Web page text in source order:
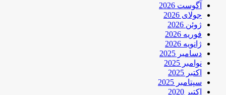
آگوست 2026
جولای 2026
ژوئن 2026
فوریه 2026
ژانویه 2026
دسامبر 2025
نوامبر 2025
اکتبر 2025
سپتامبر 2025
اکتبر 2020